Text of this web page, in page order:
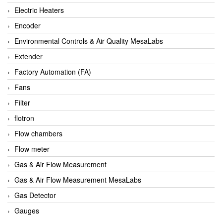
Antico pumps
Anybus/ HMS
AOBEN
Apex Dynamics Vietnam
Apex Dynamics Vietnam
Apiste
APLISENS VietNam
Apollo Fire
Appleton
AQ Matic
Aqualabo Vietnam
Aquametro
ARCA Regler
Arcos Hydraulik
Electric Heaters
Encoder
Environmental Controls & Air Quality MesaLabs
Extender
Factory Automation (FA)
Fans
Filter
flotron
Flow chambers
Flow meter
Gas & Air Flow Measurement
Gas & Air Flow Measurement MesaLabs
Gas Detector
Gauges